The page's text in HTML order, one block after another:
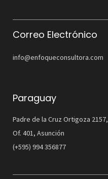
Correo Electrónico
info@enfoqueconsultora.com
Paraguay
Padre de la Cruz Ortigoza 2157,
Of. 401, Asunción
(+595) 994 356877